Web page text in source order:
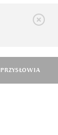
PRZYSŁOWIA